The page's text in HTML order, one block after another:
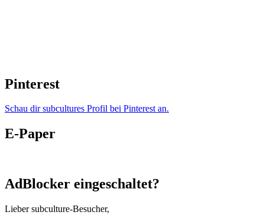
Pinterest
Schau dir subcultures Profil bei Pinterest an.
E-Paper
AdBlocker eingeschaltet?
Lieber subculture-Besucher,